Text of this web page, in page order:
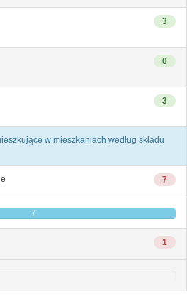
3
0
3
w mieszkaniach według składu
7
7
1